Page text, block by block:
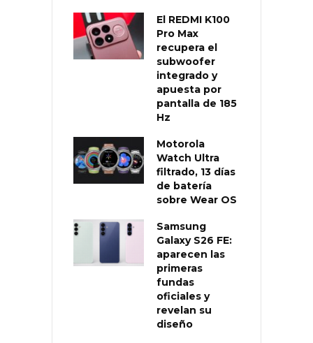
El REDMI K100
Pro Max
recupera el
subwoofer
integrado y
apuesta por
pantalla de 185
Hz
Motorola
Watch Ultra
filtrado, 13 días
de batería
sobre Wear OS
Samsung
Galaxy S26 FE:
aparecen las
primeras
fundas
oficiales y
revelan su
diseño